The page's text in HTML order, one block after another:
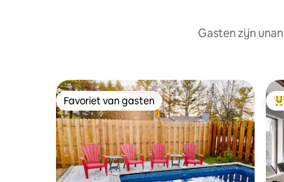
Gasten zijn
Favoriet van gasten
Favoriet van gasten